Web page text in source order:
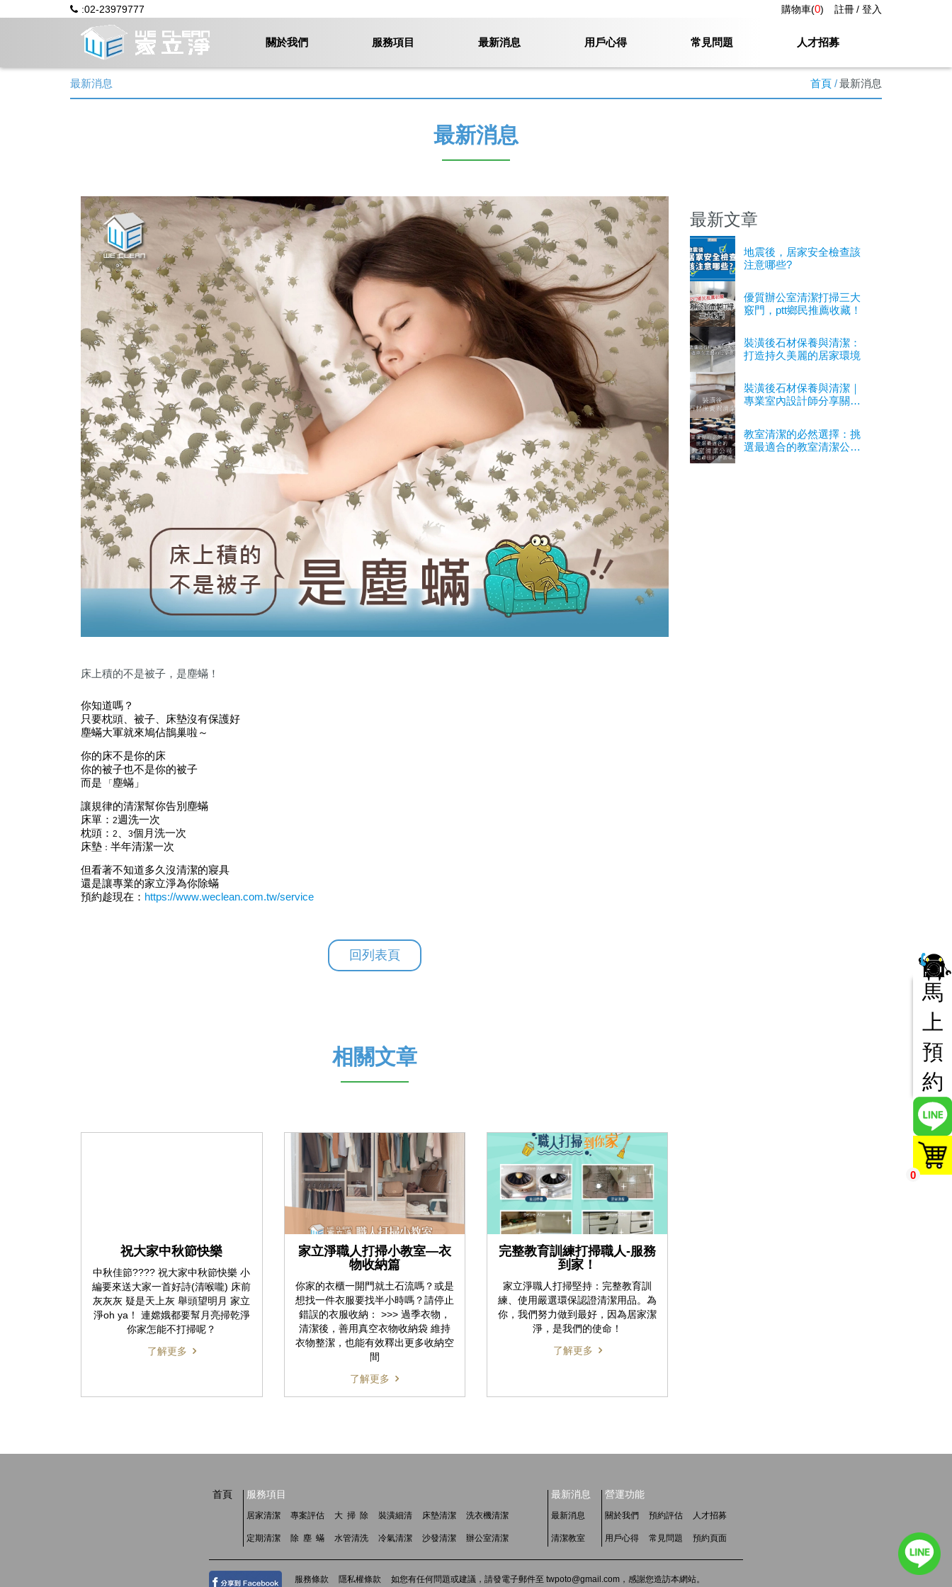
:02-23979777 註冊 登入
購物車(0)
關於我們 服務項目 最新消息 用戶心得 常見問題 人才招募
最新消息 首頁 最新消息
最新消息
床上積的不是被子，是塵蟎！
你知道嗎？
只要枕頭、被子、床墊沒有保護好
塵蟎大軍就來鳩佔鵲巢啦～
你的床不是你的床
你的被子也不是你的被子
而是 「 塵蟎」
讓規律的清潔幫你告別塵蟎
床單： 2週洗一次
枕頭 ： 2 3個月洗一次
床墊 ： 半年清潔一次
但看著不知道多久沒清潔的寢具
還是讓專業的家立淨為你除蟎
預約趁現在： https://www.weclean.com.tw/service
回列表頁
相關文章
祝大家中秋節快樂
中秋佳節???? 祝大家中秋節快樂 小
編要來送大家一首好詩(清喉嚨) 床前
灰灰灰 疑是天上灰 舉頭望明月 家立
淨oh ya！ 連嫦娥都要幫月亮掃乾淨
你家怎能不打掃呢？
了解更多
家立淨職人打掃小教室—衣
物收納篇
你家的衣櫃一開門就土石流嗎？或是
想找一件衣服要找半小時嗎？請停止
錯誤的衣服收納： >>> 過季衣物，
清潔後，善用真空衣物收納袋 維持
衣物整潔，也能有效釋出更多收納空
間
了解更多
完整教育訓練打掃職人-服務
到家！
家立淨職人打掃堅持：完整教育訓
練、使用嚴選環保認證清潔用品。為
你，我們努力做到最好，因為居家潔
淨，是我們的使命！
了解更多
最新文章
地震後，居家安全檢查該
注意哪些?
優質辦公室清潔打掃三大
竅門，ptt鄉民推薦收藏！
裝潢後石材保養與清潔：
打造持久美麗的居家環境
裝潢後石材保養與清潔｜
專業室內設計師分享關鍵
教室清潔的必然選擇：挑
選最適合的教室清潔公司
馬
上
預
約
0
首頁 服務項目
居家清潔 專案評估 大 掃 除 裝潢細清 床墊清潔 洗衣機清潔
定期清潔 除 塵 蟎 水管清洗 冷氣清潔 沙發清潔 辦公室清潔
最新消息
最新消息
清潔教室
營運功能
關於我們 預約評估 人才招募
用戶心得 常見問題 預約頁面
服務條款 隱私權條款
如您有任何問題或建議，請發電子郵件至 twpoto@gmail.com，感謝您造訪本網站。